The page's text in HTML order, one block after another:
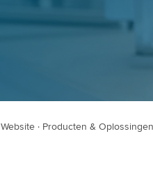
Producten & Oplossingen